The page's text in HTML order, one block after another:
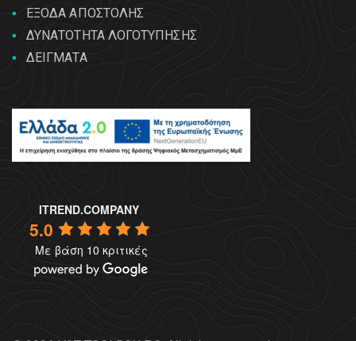
ΕΞΟΔΑ ΑΠΟΣΤΟΛΗΣ
ΔΥΝΑΤΟΤΗΤΑ ΛΟΓΟΤΥΠΗΣΗΣ
ΔΕΙΓΜΑΤΑ
ITREND.COMPANY
5.0
Με βάση 10 κριτικές